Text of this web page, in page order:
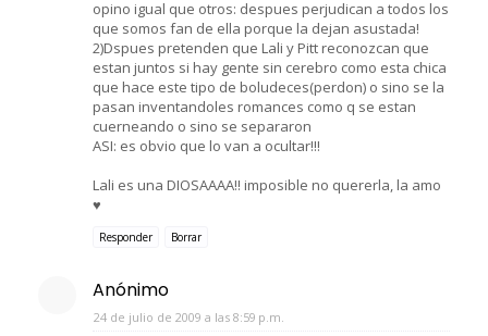
opino igual que otros: despues perjudican a todos los
que somos fan de ella porque la dejan asustada!
2)Dspues pretenden que Lali y Pitt reconozcan que
estan juntos si hay gente sin cerebro como esta chica
que hace este tipo de boludeces(perdon) o sino se la
pasan inventandoles romances como q se estan
cuerneando o sino se separaron
ASI: es obvio que lo van a ocultar!!!
Lali es una DIOSAAAA!! imposible no quererla, la amo
♥
Responder Borrar
Anónimo
24 de julio de 2009 a las 8:59 p.m.